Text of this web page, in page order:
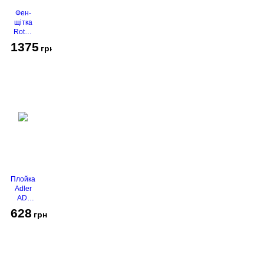
Фен-
щітка
Rotex
490-T
1375 грн
Плойка
Adler
AD-
628 грн